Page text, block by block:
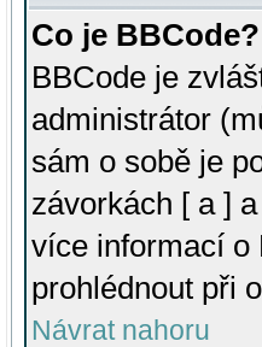
Co je BBCode?
BBCode je
administrátor
sám o sobě je
závorkách [ a ]
více informací o
prohlédnout při
Návrat nahoru